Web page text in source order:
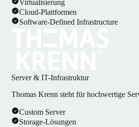
Virtualisierung
Cloud-Plattformen
Software-Defined Infrastructure
Server & IT-Infrastruktur
Thomas Krenn steht für hochwertige
Custom Server
Storage-Lösungen